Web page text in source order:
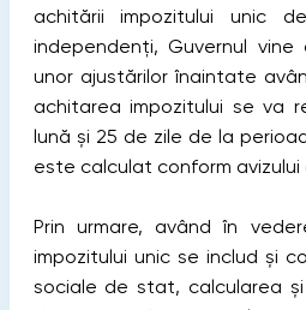
achitării impozitului unic
independenți, Guvernul
unor ajustărilor înaintate
achitarea impozitului se va
lună și 25 de zile de la
este calculat conform
Prin urmare, având în
impozitului unic se includ și
sociale de stat, calcularea